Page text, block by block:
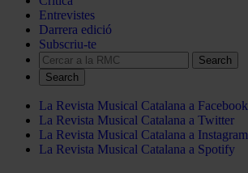
Entrevistes
Darrera edició
Subscriu-te
Search
La Revista Musical Catalana a Facebook
La Revista Musical Catalana a Twitter
La Revista Musical Catalana a Instagram
La Revista Musical Catalana a Spotify